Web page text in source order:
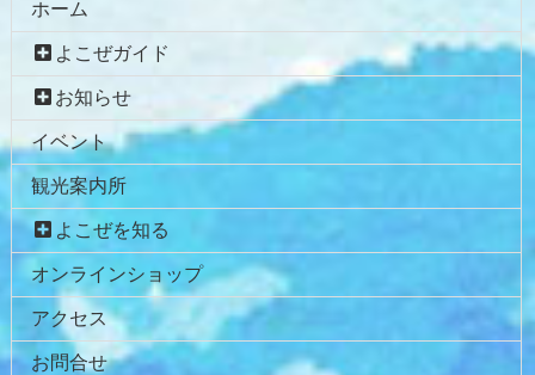
ン
の
へ
戻
の
戻
ホーム
よこぜガイド
お知らせ
イベント
観光案内所
よこぜを知る
オンラインショップ
アクセス
お問合せ